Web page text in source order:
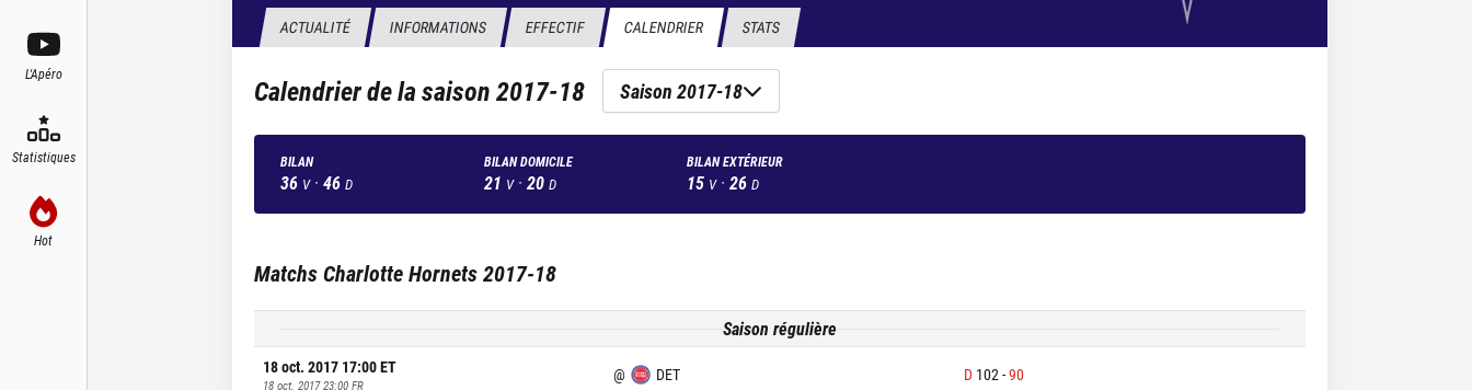
L'Apéro
Statistiques
Hot
ACTUALITÉ INFORMATIONS EFFECTIF CALENDRIER STATS
Calendrier de la saison2017-18 Saison 2017-18
BILAN
36 V · 46 D
BILAN DOMICILE
21 V · 20 D
BILAN EXTÉRIEUR
15 V · 26 D
MatchsCharlotte Hornets2017-18
Saison régulière
18 oct. 2017 17:00ET
18 oct. 2017 23:00 FR
@ DET D 102-90